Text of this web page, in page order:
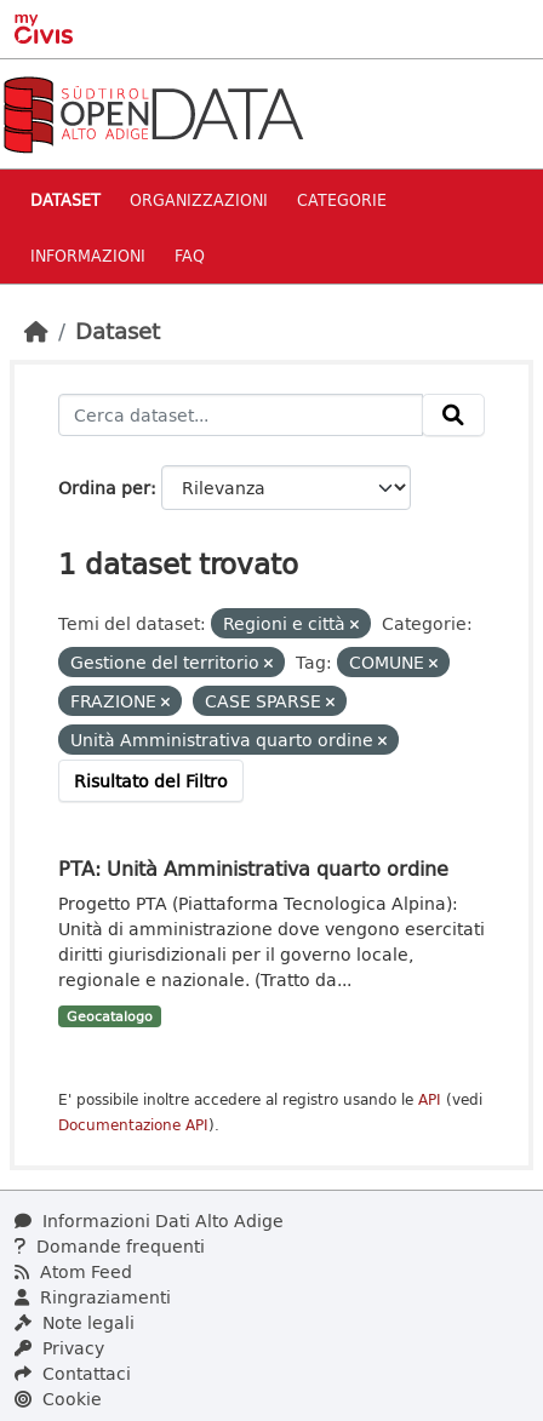
Skip to main content
DATASET ORGANIZZAZIONI CATEGORIE
INFORMAZIONI FAQ
Dataset
Ordina per
1 dataset trovato
Temi del dataset: Regioni e città
Categorie:
Gestione del territorio
Tag:
COMUNE
FRAZIONE
CASE SPARSE
Unità Amministrativa quarto ordine
Risultato del Filtro
PTA: Unità Amministrativa quarto ordine
Progetto PTA (Piattaforma Tecnologica Alpina):
Unità di amministrazione dove vengono esercitati
diritti giurisdizionali per il governo locale,
regionale e nazionale. (Tratto da...
Geocatalogo
E' possibile inoltre accedere al registro usando le API (vedi
Documentazione API).
Informazioni Dati Alto Adige
Domande frequenti
Atom Feed
Ringraziamenti
Note legali
Privacy
Contattaci
Cookie